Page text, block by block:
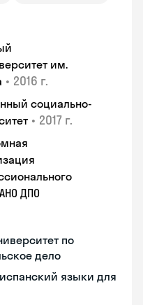
им.
• 2016 г.
социально-
• 2017 г.
ДПО
по
дело
языки для